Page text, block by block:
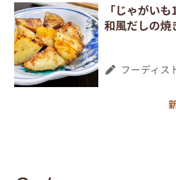
「じゃがい
和風だしの焼
フーディス